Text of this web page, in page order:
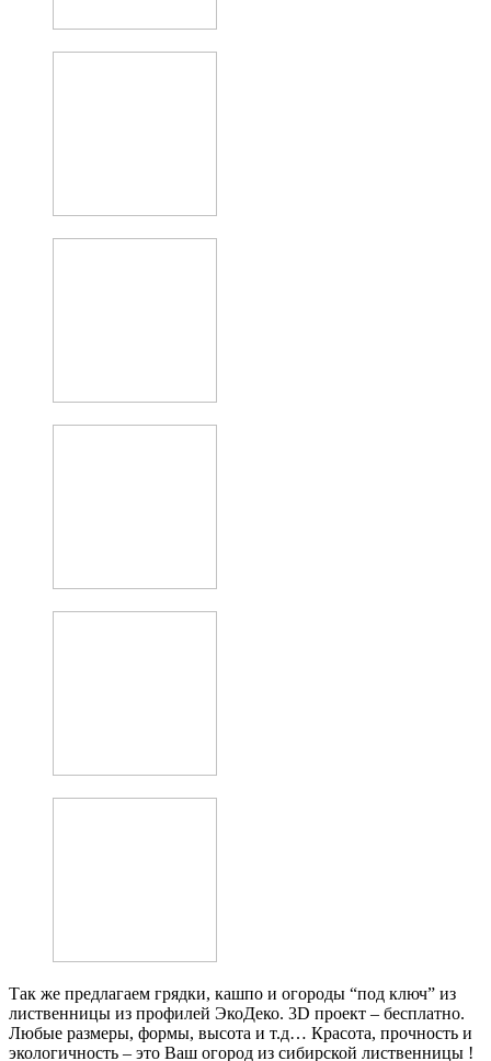
Так же предлагаем грядки, кашпо и огороды “под ключ” из
лиственницы из профилей ЭкоДеко. 3D проект – бесплатно.
Любые размеры, формы, высота и т.д… Красота, прочность и
экологичность – это Ваш огород из сибирской лиственницы !